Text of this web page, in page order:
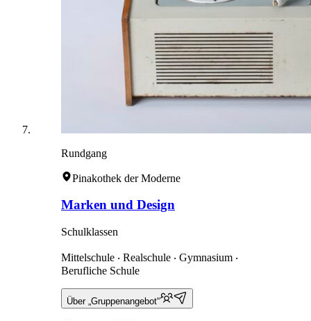
Rundgang
Pinakothek der Moderne
Marken und Design
Schulklassen
Mittelschule ‧ Realschule ‧ Gymnasium ‧
Berufliche Schule
Über „Gruppenangebot“